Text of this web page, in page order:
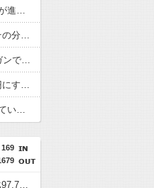
高市首相「日銀は国債を買い入れろ」←また円安が進行するやん
町の弁当屋「申し訳ないが消費税1%になったらその分商品代を値上げするわ」
【悲報】桐谷さん「人生かけて7億円貯めたのにガンで死ぬかも。もっと素直に遊べばよかった。」
住民「ﾏﾝｼｮﾝｵｰﾅｰが変わって家賃が8万円→12万円にすると言われた、とてもじゃないけど払えない。」
トランプ大統領「日本は円安に苦しみ助けを求めていた、真珠湾攻撃を除けば、日本はずっと良くしてくれている。」
169
米穀商社の木徳神糧4-6月期経常利益、前年同期比97.7％減の0.7億円に減益